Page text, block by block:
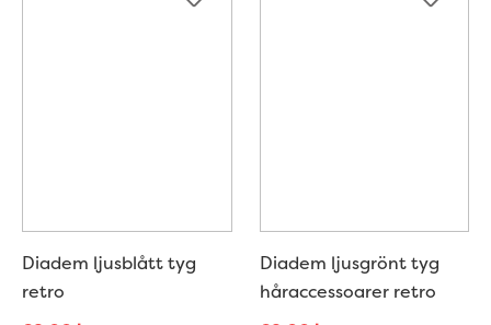
Diadem ljusblått tyg
retro
Diadem ljusgrönt tyg
håraccessoarer retro